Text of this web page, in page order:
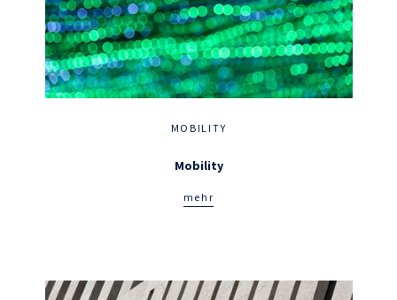
MOBILITY
Mobility
mehr